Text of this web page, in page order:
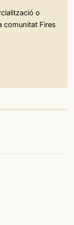
o
comunitat Fires